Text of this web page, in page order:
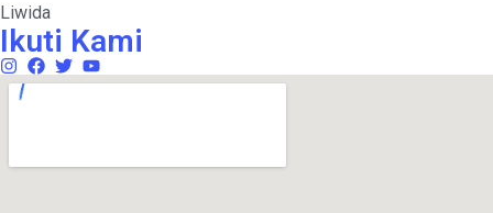
Liwida
Ikuti Kami